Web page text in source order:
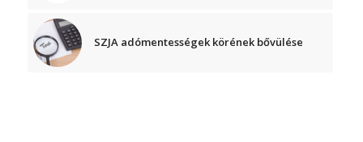
SZJA adómentességek körének bővülése